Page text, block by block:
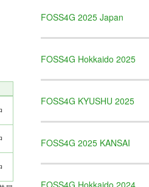
FOSS4G 2025 Japan
FOSS4G Hokkaido 2025
FOSS4G KYUSHU 2025
FOSS4G 2025 KANSAI
FOSS4G Hokkaido 2024